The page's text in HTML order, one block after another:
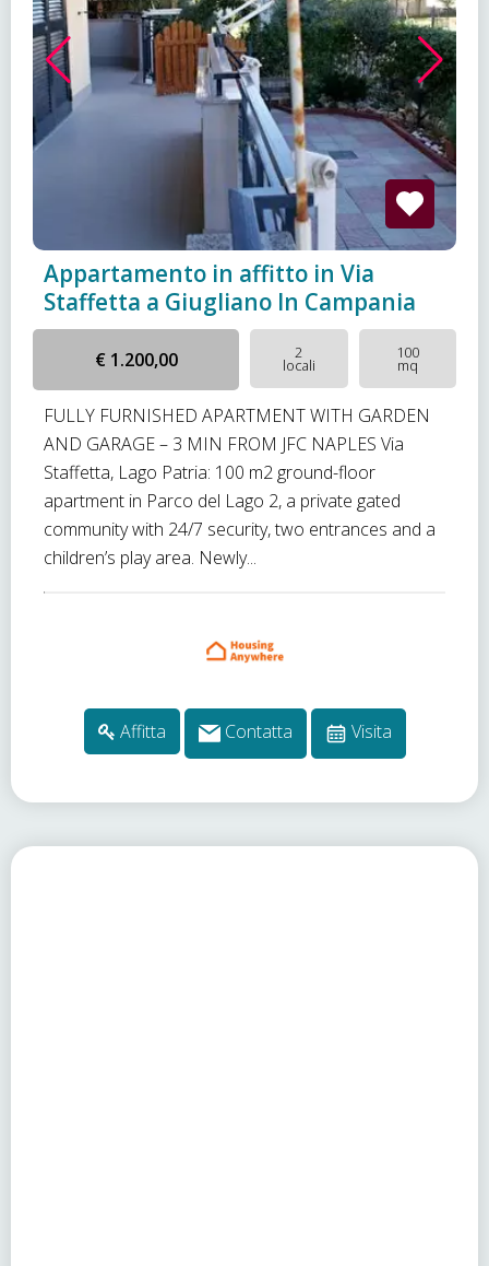
Appartamento in affitto in Via
Staffetta a Giugliano In Campania
€ 1.200,00 2
locali
100
mq
FULLY FURNISHED APARTMENT WITH GARDEN
AND GARAGE – 3 MIN FROM JFC NAPLES Via
Staffetta, Lago Patria: 100 m2 ground-floor
apartment in Parco del Lago 2, a private gated
community with 24/7 security, two entrances and a
children’s play area. Newly...
Affitta Contatta Visita